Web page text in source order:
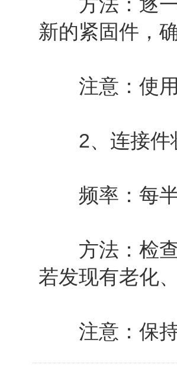
新的紧固件，
注意：使用
2、连接件
频率：每半
方法：检查
若发现有老化
注意：保持